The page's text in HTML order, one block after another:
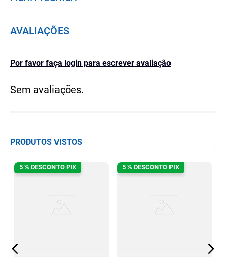
AVALIAÇÕES
Por favor faça login para escrever avaliação
Sem avaliações.
PRODUTOS VISTOS
5 % DESCONTO PIX 5 % DESCONTO PIX